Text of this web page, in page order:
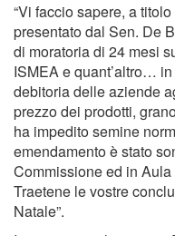
“Vi faccio sapere, a
presentato dal Sen. De
di moratoria di 24 mesi
ISMEA e quant’altro…
debitoria delle aziende
prezzo dei prodotti,
ha impedito semine
emendamento è stato
Commissione ed in
Traetene le vostre
Natale”.